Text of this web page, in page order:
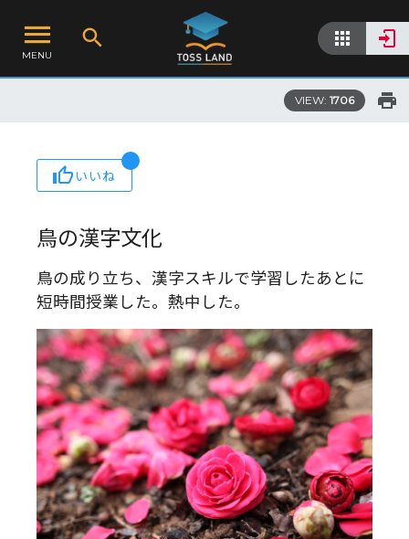
MENU
VIEW: 1706
いいね
鳥の漢字文化
鳥の成り立ち、漢字スキルで学習したあとに
短時間授業した。熱中した。